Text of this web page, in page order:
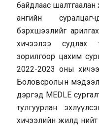
байдлаас шалтгаалан
ангийн
бэрхшээлийг
хичээлээ
зорилгоор цахим
2022-2023 оны
Боловсролын
дэргэд MEDLE
тулгуурлан
хичээлийн жилд